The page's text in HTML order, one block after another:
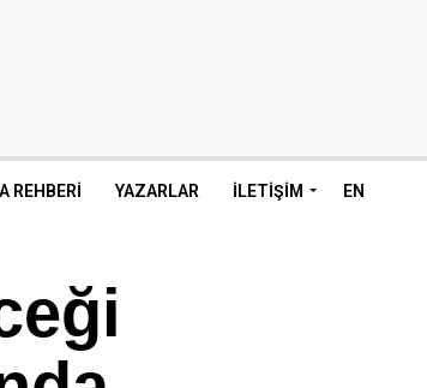
REHBERI YAZARLAR İLETIŞIM EN